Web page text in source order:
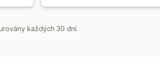
každých 30 dní.